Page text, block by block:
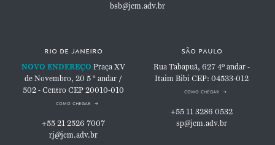
bsb@jcm.adv.br
rio de janeiro
NOVO ENDEREÇO Praça XV
de Novembro, 20 5 ° andar /
502 - Centro CEP 20010-010
como chegar
+55 21 2526 7007
rj@jcm.adv.br
são paulo
Rua Tabapuã, 6274º andar -
Itaim BibiCEP: 04533-012
como chegar
+55 11 3286 0532
sp@jcm.adv.br